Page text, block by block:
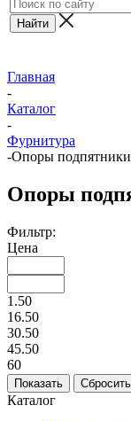
Главная
-
Каталог
-
Фурнитура
-Опоры подпятники
Опоры
Фильтр:
Цена
1.50
16.50
30.50
45.50
60
Показать Сбросить
Каталог